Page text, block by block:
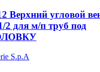
Верхний угловой
для м/п труб под
S.p.A